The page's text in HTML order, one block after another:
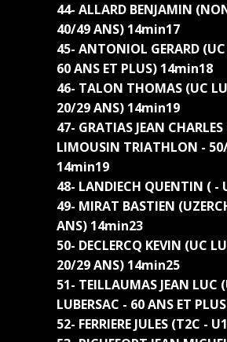
44- ALLARD BENJAMIN
40/49 ANS) 14min17
45- ANTONIOL GERARD (UC
60 ANS ET PLUS) 14min18
46- TALON THOMAS (UC
20/29 ANS) 14min19
47- GRATIAS JEAN CHARLES
LIMOUSIN TRIATHLON -
14min19
48- LANDIECH QUENTIN ( -
49- MIRAT BASTIEN
ANS) 14min23
50- DECLERCQ KEVIN (UC
20/29 ANS) 14min25
51- TEILLAUMAS JEAN LUC
LUBERSAC - 60 ANS ET
52- FERRIERE JULES (T2C -